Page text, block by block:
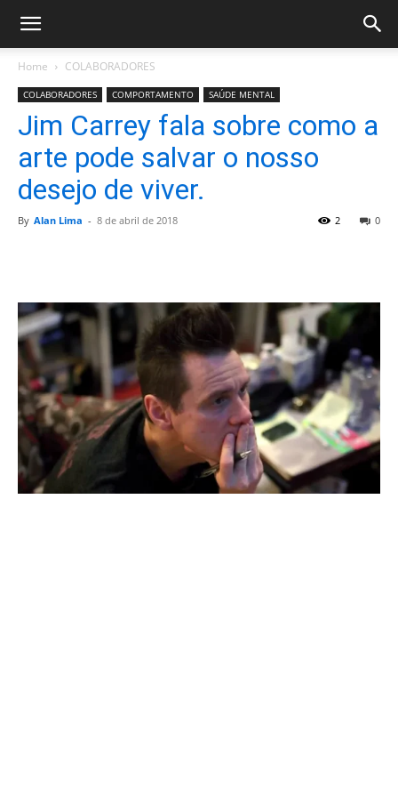
Home COLABORADORES
COLABORADORES COMPORTAMENTO SAÚDE MENTAL
Jim Carrey fala sobre como a
arte pode salvar o nosso
desejo de viver.
By Alan Lima - 8 de abril de 2018 0
2